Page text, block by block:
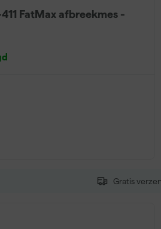
Gratis
FatMax afbreekmes -